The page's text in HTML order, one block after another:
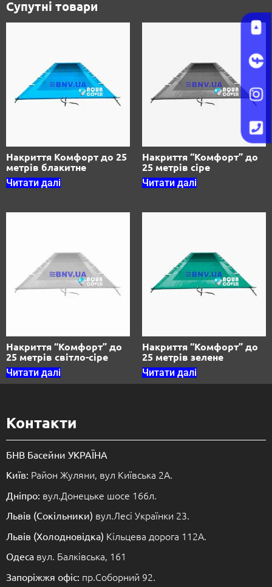
Супутні товари
Накриття Комфорт до 25
метрів блакитне
Читати далі
Накриття “Комфорт” до
25 метрів сіре
Читати далі
Накриття “Комфорт” до
25 метрів світло-сіре
Читати далі
Накриття “Комфорт” до
25 метрів зелене
Читати далі
Контакти
БНВ Басейни УКРАЇНА
Київ: Район Жуляни, вул Київська 2А.
Дніпро: вул.Донецьке шосе 166л.
Львів (Сокільники) вул.Лесі Українки 23.
Львів (Холодновідка) Кільцева дорога 112А.
Одеса вул. Балківська, 161
Запоріжжя офіс: пр.Соборний 92.